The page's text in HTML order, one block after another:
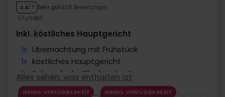
4.4/ 5 Sehr gut 508 Bewertungen
Lysekil
Inkl. köstliches Hauptgericht
1x Übernachtung mit Frühstück
1x köstliches Hauptgericht
1x Schwedische Fika bei der Anreise
1x Gratis Nutzung des Spa
Alles sehen, was enthalten ist
WENIG VERFÜGBARKEIT WENIG VERFÜGBARKEIT